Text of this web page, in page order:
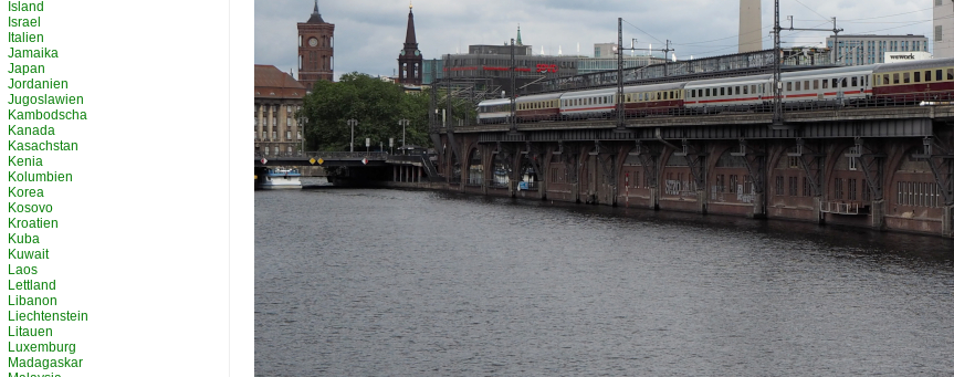
Island
Israel
Italien
Jamaika
Japan
Jordanien
Jugoslawien
Kambodscha
Kanada
Kasachstan
Kenia
Kolumbien
Korea
Kosovo
Kroatien
Kuba
Kuwait
Laos
Lettland
Libanon
Liechtenstein
Litauen
Luxemburg
Madagaskar